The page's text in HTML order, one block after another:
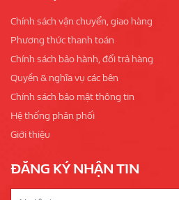
Chính sách vận chuyển, giao hàng
Phương thức thanh toán
Chính sách bảo hành, đổi trả hàng
Quyền & nghĩa vụ các bên
Chính sách bảo mật thông tin
Hệ thống phân phối
Giới thiệu
ĐĂNG KÝ NHẬN TIN